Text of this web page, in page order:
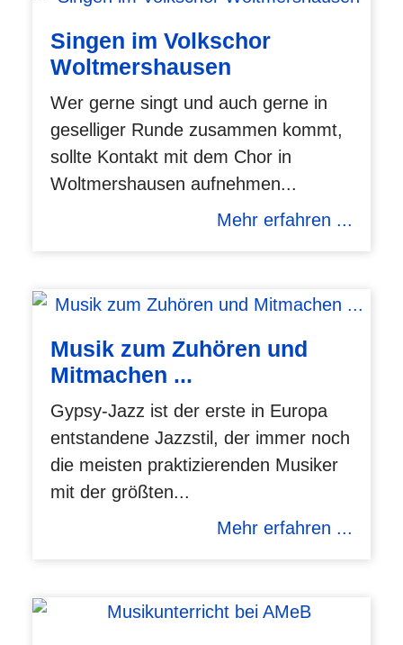
Singen im Volkschor
Woltmershausen
Wer gerne singt und auch gerne in
geselliger Runde zusammen kommt,
sollte Kontakt mit dem Chor in
Woltmershausen aufnehmen...
Mehr erfahren ...
Musik zum Zuhören und
Mitmachen ...
Gypsy-Jazz ist der erste in Europa
entstandene Jazzstil, der immer noch
die meisten praktizierenden Musiker
mit der größten...
Mehr erfahren ...